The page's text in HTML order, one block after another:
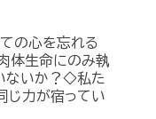
ての心を忘れる
体生命にのみ執
ないか？◇私た
じ力が宿ってい